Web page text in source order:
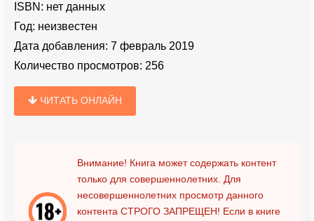
ISBN: нет данных
Год: неизвестен
Дата добавления: 7 февраль 2019
Количество просмотров: 256
ЧИТАТЬ ОНЛАЙН
Внимание! Книга может содержать контент
только для совершеннолетних. Для
несовершеннолетних просмотр данного
контента СТРОГО ЗАПРЕЩЕН! Если в книге